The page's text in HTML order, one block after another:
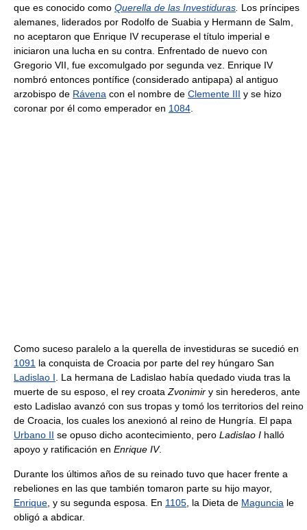
que es conocido como Querella de las Investiduras Los príncipes
alemanes, liderados por Rodolfo de Suabia y Hermann de Salm,
no aceptaron que Enrique IV recuperase el título imperial e
iniciaron una lucha en su contra. Enfrentado de nuevo con
Gregorio VII, fue excomulgado por segunda vez. Enrique IV
nombró entonces pontífice (considerado antipapa) al antiguo
arzobispo de Rávena con el nombre de Clemente III y se hizo
coronar por él como emperador en 1084
Como suceso paralelo a la querella de investiduras se sucedió en
1091 la conquista de Croacia por parte del rey húngaro San
Ladislao I . La hermana de Ladislao había quedado viuda tras la
muerte de su esposo, el rey croata Zvonimir y sin herederos, ante
esto Ladislao avanzó con sus tropas y tomó los territorios del reino
de Croacia, los cuales los anexionó al reino de Hungría. El papa
Urbano II se opuso dicho acontecimiento, pero Ladislao I halló
apoyo y ratificación en Enrique IV.
Durante los últimos años de su reinado tuvo que hacer frente a
rebeliones en las que también tomaron parte su hijo mayor,
Enrique , y su segunda esposa. En 1105 , la Dieta de Maguncia le
obligó a abdicar.